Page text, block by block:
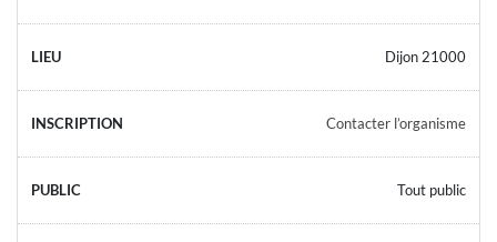
Dijon 21000
Contacter l’organisme
Tout public